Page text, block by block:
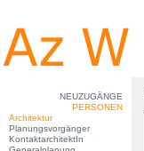
NEUZUGÄNGE
PERSONEN
Architektur
Planungsvorgänger
KontaktarchitektIn